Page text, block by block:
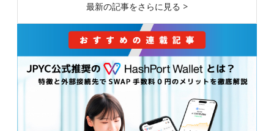
最新の記事をさらに見る >